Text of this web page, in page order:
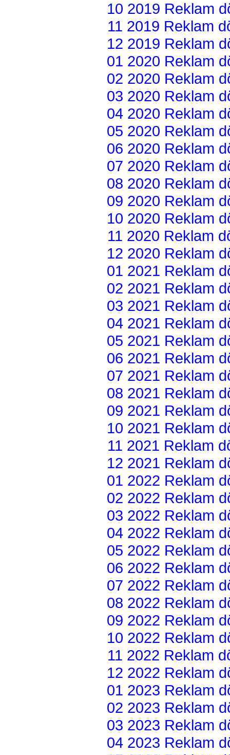
10 2019 Reklam
11 2019 Reklam
12 2019 Reklam
01 2020 Reklam
02 2020 Reklam
03 2020 Reklam
04 2020 Reklam
05 2020 Reklam
06 2020 Reklam
07 2020 Reklam
08 2020 Reklam
09 2020 Reklam
10 2020 Reklam
11 2020 Reklam
12 2020 Reklam
01 2021 Reklam
02 2021 Reklam
03 2021 Reklam
04 2021 Reklam
05 2021 Reklam
06 2021 Reklam
07 2021 Reklam
08 2021 Reklam
09 2021 Reklam
10 2021 Reklam
11 2021 Reklam
12 2021 Reklam
01 2022 Reklam
02 2022 Reklam
03 2022 Reklam
04 2022 Reklam
05 2022 Reklam
06 2022 Reklam
07 2022 Reklam
08 2022 Reklam
09 2022 Reklam
10 2022 Reklam
11 2022 Reklam
12 2022 Reklam
01 2023 Reklam
02 2023 Reklam
03 2023 Reklam
04 2023 Reklam